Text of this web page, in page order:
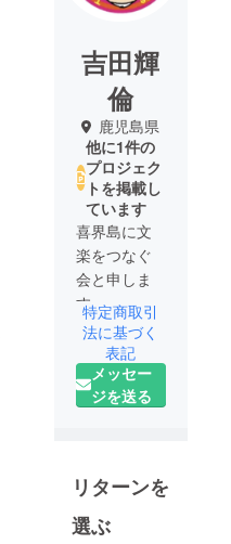
吉田輝
倫
鹿児島県
他に1件の
プロジェク
トを掲載し
ています
喜界島に文
楽をつなぐ
会と申しま
す。
奄美大島、
喜界島を中
心に「テル
リンツーリ
おります
特定商取引
法に基づく
表記
メッセー
ジを送る
リターンを
選ぶ